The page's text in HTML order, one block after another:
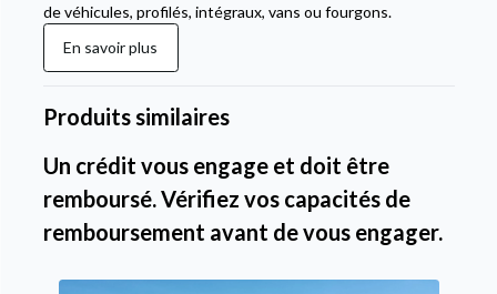
de véhicules, profilés, intégraux, vans ou fourgons.
En savoir plus
Produits similaires
Un crédit vous engage et doit être
remboursé. Vérifiez vos capacités de
remboursement avant de vous engager.